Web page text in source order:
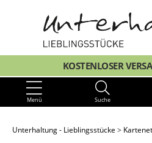
KOSTENLOSER
Menü Suche
Unterhaltung - Lieblingsstücke